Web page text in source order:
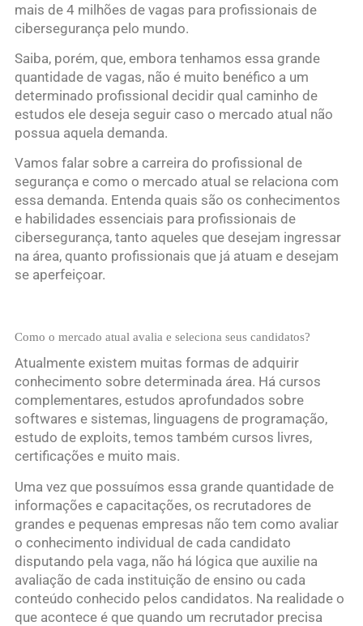
mais de 4 milhões de vagas para profissionais de
cibersegurança pelo mundo.
Saiba, porém, que, embora tenhamos essa grande
quantidade de vagas, não é muito benéfico a um
determinado profissional decidir qual caminho de
estudos ele deseja seguir caso o mercado atual não
possua aquela demanda.
Vamos falar sobre a carreira do profissional de
segurança e como o mercado atual se relaciona com
essa demanda. Entenda quais são os conhecimentos
e habilidades essenciais para profissionais de
cibersegurança, tanto aqueles que desejam ingressar
na área, quanto profissionais que já atuam e desejam
se aperfeiçoar.
Como o mercado atual avalia e seleciona seus candidatos?
Atualmente existem muitas formas de adquirir
conhecimento sobre determinada área. Há cursos
complementares, estudos aprofundados sobre
softwares e sistemas, linguagens de programação,
estudo de exploits, temos também cursos livres,
certificações e muito mais.
Uma vez que possuímos essa grande quantidade de
informações e capacitações, os recrutadores de
grandes e pequenas empresas não tem como avaliar
o conhecimento individual de cada candidato
disputando pela vaga, não há lógica que auxilie na
avaliação de cada instituição de ensino ou cada
conteúdo conhecido pelos candidatos. Na realidade o
que acontece é que quando um recrutador precisa